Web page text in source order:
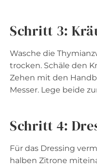
Schritt 3:
Wasche die
trocken. Schäle den
Zehen mit den
Messer. Lege beide
Schritt 4:
Für das Dressing
halben Zitrone